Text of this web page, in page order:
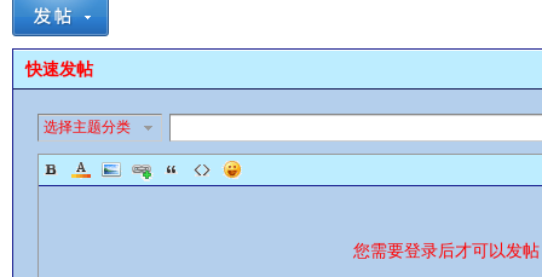
快速发帖
选择主题分类
您需要登录后才可以发